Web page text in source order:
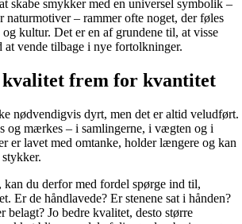
skabe smykker med en universel symbolik –
naturmotiver – rammer ofte noget, der føles
kultur. Det er en af grundene til, at visse
vende tilbage i nye fortolkninger.
frem for kvantitet
nødvendigvis dyrt, men det er altid veludført.
og mærkes – i samlingerne, i vægten og i
er lavet med omtanke, holder længere og kan
du derfor med fordel spørge ind til,
Er de håndlavede? Er stenene sat i hånden?
belagt? Jo bedre kvalitet, desto større